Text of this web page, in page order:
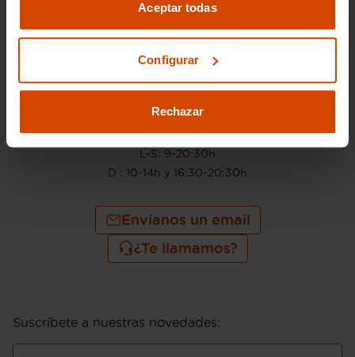
Aceptar todas
Configurar
Rechazar
910 605 222
L-S: 9-20:30h
D : 10-14h y 16:30-20:30h
Envíanos un email
¿Te llamamos?
Suscríbete a nuestras novedades: